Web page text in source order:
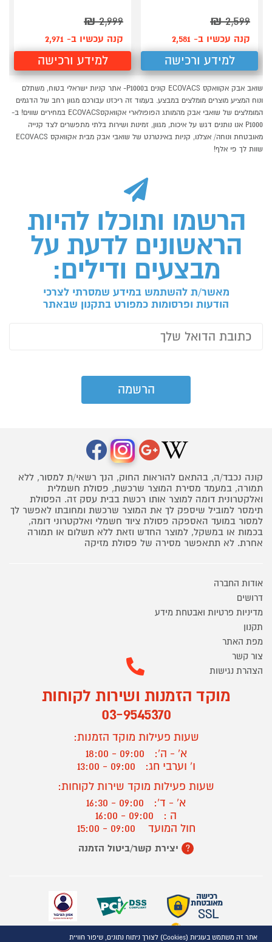
2,599
₪
קנה עכשיו ב- 2,581
למידע ורכישה
2,999
₪
קנה עכשיו ב- 2,971
למידע ורכישה
שואב אבק אקוואקס ECOVACS קונים בP1000- אתר קניות ישראלי בטוח, משתלם
ונוח המציע מוצרים מומלצים במבצע. בעמוד זה ריכזנו עבורכם מגוון רחב של הדגמים
המומלצים של שואבי אבק מהמותג הפופולארי אקוואקסECOVACS במחירים שווים! ב-
P1000 אנו נותנים דגש על איכות, מגוון, זמינות ושירות בלתי מתפשרים לצד קנייה
מאובטחת ונוחה/ אצלנו, קניות באינטרנט של שואבי אבק מבית אקוואקס ECOVACS
שוות לך פי אלף!
הרשמו ותוכלו להיות
הראשונים לדעת על
מבצעים ודילים:
מאשר/ת להשתמש במידע שמסרתי לצרכי
הודעות ופרסומות כמפורט בתקנון שבאתר
קונה נכבד/ה, בהתאם להוראות החוק, הנך רשאי/ת למסור, ללא
תמורה, במעמד מסירת המוצר שרכשת, פסולת חשמלית
ואלקטרונית דומה למוצר אותו רכשת בבית עסק זה. הפסולת
תימסר למוביל שיספק לך את המוצר שרכשת ומחובתו לאפשר לך
למסור במועד האספקה פסולת ציוד חשמלי ואלקטרוני דומה,
בכמות או במשקל, למוצר החדש וזאת ללא תשלום או תמורה
אחרת. לא תתאפשר מסירה של פסולת מזיקה
אודות החברה
דרושים
מדיניות פרטיות ואבטחת מידע
תקנון
מפת האתר
צור קשר
הצהרת נגישות
מוקד הזמנות ושירות לקוחות
03-9545370
שעות פעילות מוקד הזמנות:
א' - ה':
09:00 - 18:00
ו' וערבי חג:
09:00 - 13:00
שעות פעילות מוקד שירות לקוחות:
א' - ד':
09:00 - 16:30
ה :
09:00 - 16:00
חול המועד
? יצירת קשר/ביטול הזמנה
אתר זה משתמש בעוגיות (Cookies) לצורך ניתוח נתונים, שיפור חוויית